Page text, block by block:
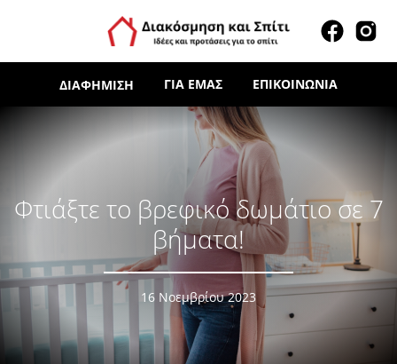
ΔΙΑΦΉΜΙΣΗ ΓΙΑ ΕΜΆΣ ΕΠΙΚΟΙΝΩΝΊΑ
Φτιάξτε το βρεφικό δωμάτιο σε 7
βήματα!
16 Νοεμβρίου 2023